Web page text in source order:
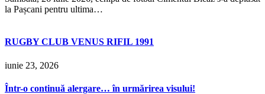
la Pașcani pentru ultima…
RUGBY CLUB VENUS RIFIL 1991
iunie 23, 2026
Într-o continuă alergare… în urmărirea visului!